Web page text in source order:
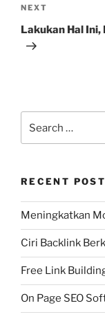
Next
Post
NEXT
Lakukan Hal Ini,
for:
RECENT
Meningkatkan
Ciri Backlink
Free Link
On Page SEO